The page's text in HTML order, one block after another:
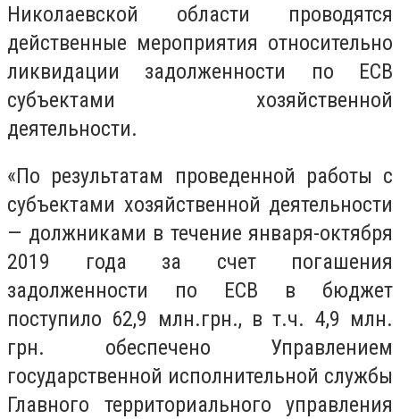
Николаевской области проводятся
действенные мероприятия относительно
ликвидации задолженности по ЕСВ
субъектами хозяйственной
деятельности.
«По результатам проведенной работы с
субъектами хозяйственной деятельности
— должниками в течение января-октября
2019 года за счет погашения
задолженности по ЕСВ в бюджет
поступило 62,9 млн.грн., в т.ч. 4,9 млн.
грн. обеспечено Управлением
государственной исполнительной службы
Главного территориального управления